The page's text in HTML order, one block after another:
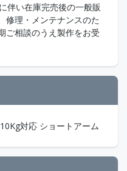
伴い在庫完売後の一般販
理・メンテナンスのた
ご相談のうえ製作をお受
対応 ショートアーム